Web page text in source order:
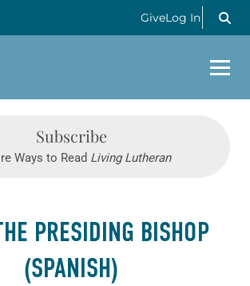
GiveLog In
Subscribe
Ways to Read Living Lutheran
PRESIDING BISHOP
(SPANISH)